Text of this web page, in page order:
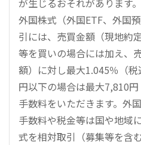
外国株式（外国ETF、外国
引には、売買金額（現地約
等を買いの場合には加え、
額）に対し最大1.045％（
円以下の場合は最大7,810
手数料をいただきます。外
手数料や税金等は国や地域
式を相対取引（募集等を含